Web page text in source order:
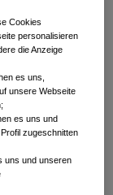
Cookies
personalisieren
die Anzeige
es uns,
unsere Webseite
es uns und
zugeschnitten
uns und unseren